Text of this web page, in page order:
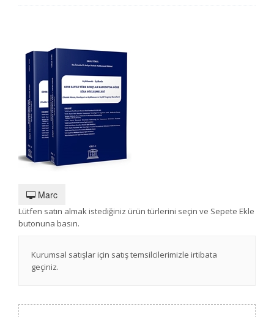
Marc
Lütfen satın almak istediğiniz ürün türlerini seçin ve Sepete Ekle
butonuna basın.
Kurumsal satışlar için satış temsilcilerimizle irtibata
geçiniz.